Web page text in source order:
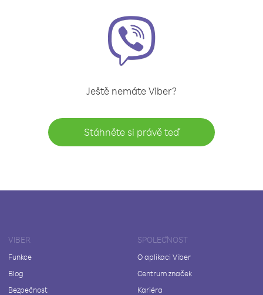
Ještě nemáte Viber?
Stáhněte si právě teď
VIBER
Funkce
Blog
Bezpečnost
SPOLEČNOST
O aplikaci Viber
Centrum značek
Kariéra